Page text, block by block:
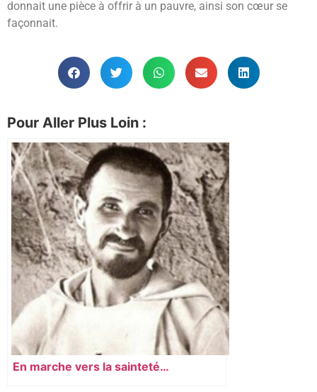
donnait une pièce à offrir à un pauvre, ainsi son cœur se
façonnait.
Pour Aller Plus Loin :
En marche vers la sainteté…